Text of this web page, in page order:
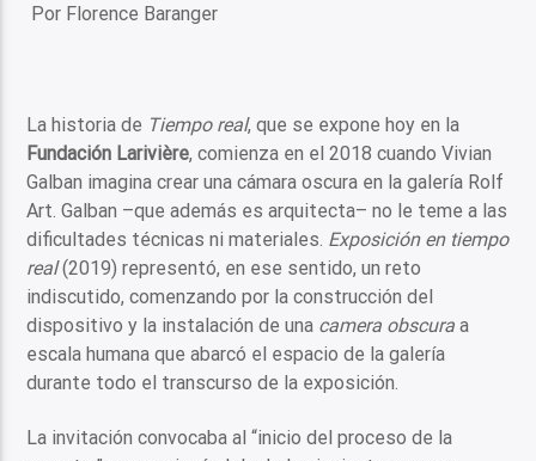
Por Florence Baranger
La historia de Tiempo real, que se expone hoy en la
Fundación Larivière, comienza en el 2018 cuando Vivian
Galban imagina crear una cámara oscura en la galería Rolf
Art. Galban –que además es arquitecta– no le teme a las
dificultades técnicas ni materiales. Exposición en tiempo
real(2019) representó, en ese sentido, un reto
indiscutido, comenzando por la construcción del
dispositivo y la instalación de una camera obscuraa
escala humana que abarcó el espacio de la galería
durante todo el transcurso de la exposición.
La invitación convocaba al “inicio del proceso de la